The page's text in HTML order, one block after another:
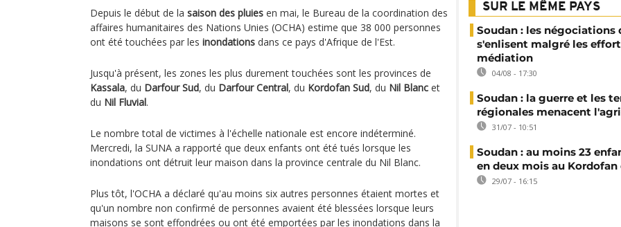
Depuis le début de la saison des pluies en mai, le Bureau de la coordination des
affaires humanitaires des Nations Unies (OCHA) estime que 38 000 personnes
ont été touchées par les inondations dans ce pays d'Afrique de l'Est.
Jusqu'à présent, les zones les plus durement touchées sont les provinces de
Kassala, du Darfour Sud, du Darfour Central, du Kordofan Sud, du Nil Blanc et
du Nil Fluvial.
Le nombre total de victimes à l'échelle nationale est encore indéterminé.
Mercredi, la SUNA a rapporté que deux enfants ont été tués lorsque les
inondations ont détruit leur maison dans la province centrale du Nil Blanc.
Plus tôt, l'OCHA a déclaré qu'au moins six autres personnes étaient mortes et
qu'un nombre non confirmé de personnes avaient été blessées lorsque leurs
maisons se sont effondrées ou ont été emportées par les inondations dans la
SUR LE MÊME PAYS
Soudan : les négociations
s'enlisent malgré les
médiation
04/08 - 17:30
Soudan : la guerre et les
régionales menacent
31/07 - 10:51
Soudan : au moins 23
en deux mois au Kordofan
29/07 - 16:15